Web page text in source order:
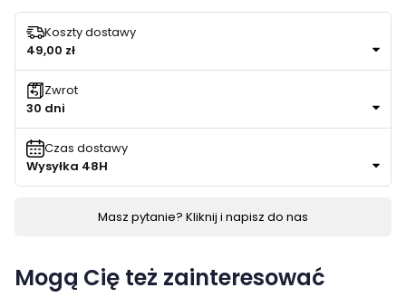
Koszty dostawy
49,00 zł
Zwrot
30 dni
Czas dostawy
Wysyłka 48H
Masz pytanie? Kliknij i napisz do nas
Mogą Cię też zainteresować